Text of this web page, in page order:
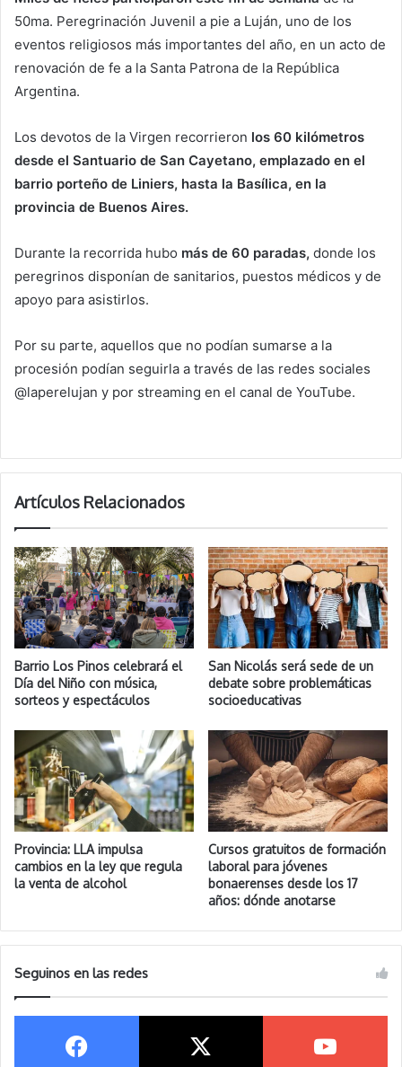
50ma. Peregrinación Juvenil a pie a Luján, uno de los
eventos religiosos más importantes del año, en un acto de
renovación de fe a la Santa Patrona de la República
Argentina.
Los devotos de la Virgen recorrieron los 60 kilómetros
desde el Santuario de San Cayetano, emplazado en el
barrio porteño de Liniers, hasta la Basílica, en la
provincia de Buenos Aires.
Durante la recorrida hubo más de 60 paradas, donde los
peregrinos disponían de sanitarios, puestos médicos y de
apoyo para asistirlos.
Por su parte, aquellos que no podían sumarse a la
procesión podían seguirla a través de las redes sociales
@laperelujan y por streaming en el canal de YouTube.
Artículos Relacionados
Barrio Los Pinos celebrará el
Día del Niño con música,
sorteos y espectáculos
San Nicolás será sede de un
debate sobre problemáticas
socioeducativas
Provincia: LLA impulsa
cambios en la ley que regula
la venta de alcohol
Cursos gratuitos de formación
laboral para jóvenes
bonaerenses desde los 17
años: dónde anotarse
Seguinos en las redes